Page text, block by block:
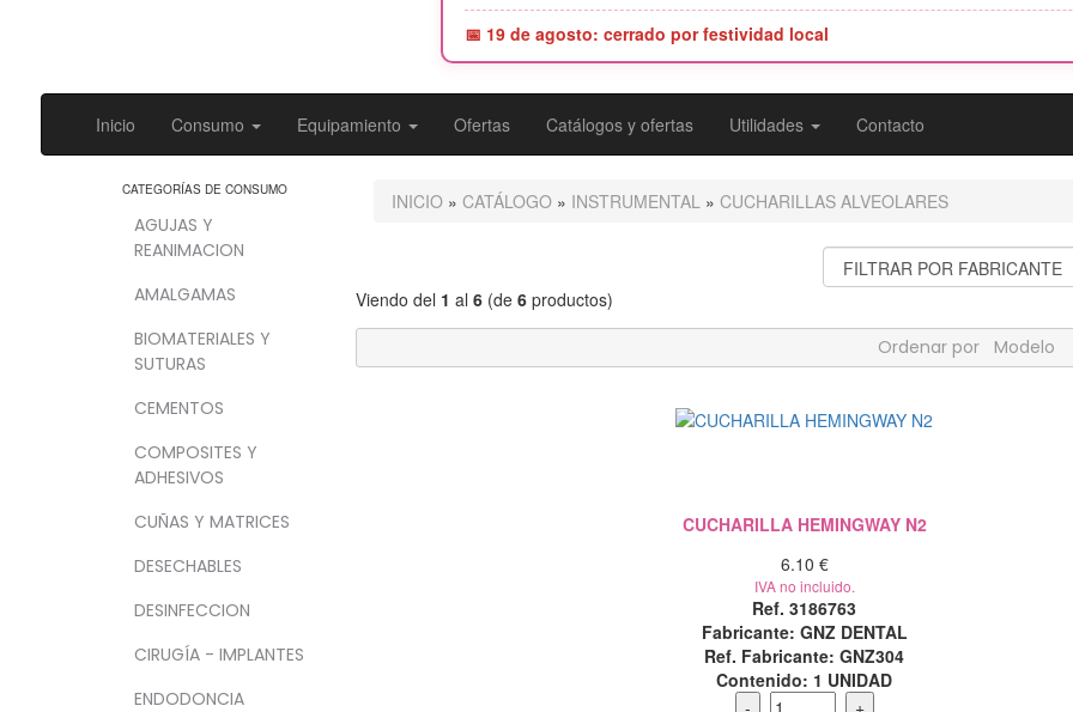
📅 19 de agosto: cerrado por festividad local
Inicio Consumo Equipamiento Ofertas Catálogos y ofertas Utilidades Contacto
CATEGORÍAS DE CONSUMO
AGUJAS Y
REANIMACION
AMALGAMAS
BIOMATERIALES Y
SUTURAS
CEMENTOS
COMPOSITES Y
ADHESIVOS
CUÑAS Y MATRICES
DESECHABLES
DESINFECCION
CIRUGÍA - IMPLANTES
ENDODONCIA
INICIO» CATÁLOGO» INSTRUMENTAL» CUCHARILLAS ALVEOLARES
Viendo del 1 al 6(de 6productos)
Ordenar por
Modelo
CUCHARILLA HEMINGWAY N2
6.10 €
IVA no incluido.
Ref. 3186763
Fabricante: GNZ DENTAL
Ref. Fabricante: GNZ304
Contenido: 1 UNIDAD